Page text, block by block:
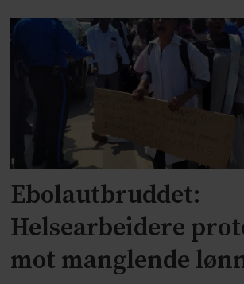
Ebolautbruddet:
Helsearbeidere
mot manglende